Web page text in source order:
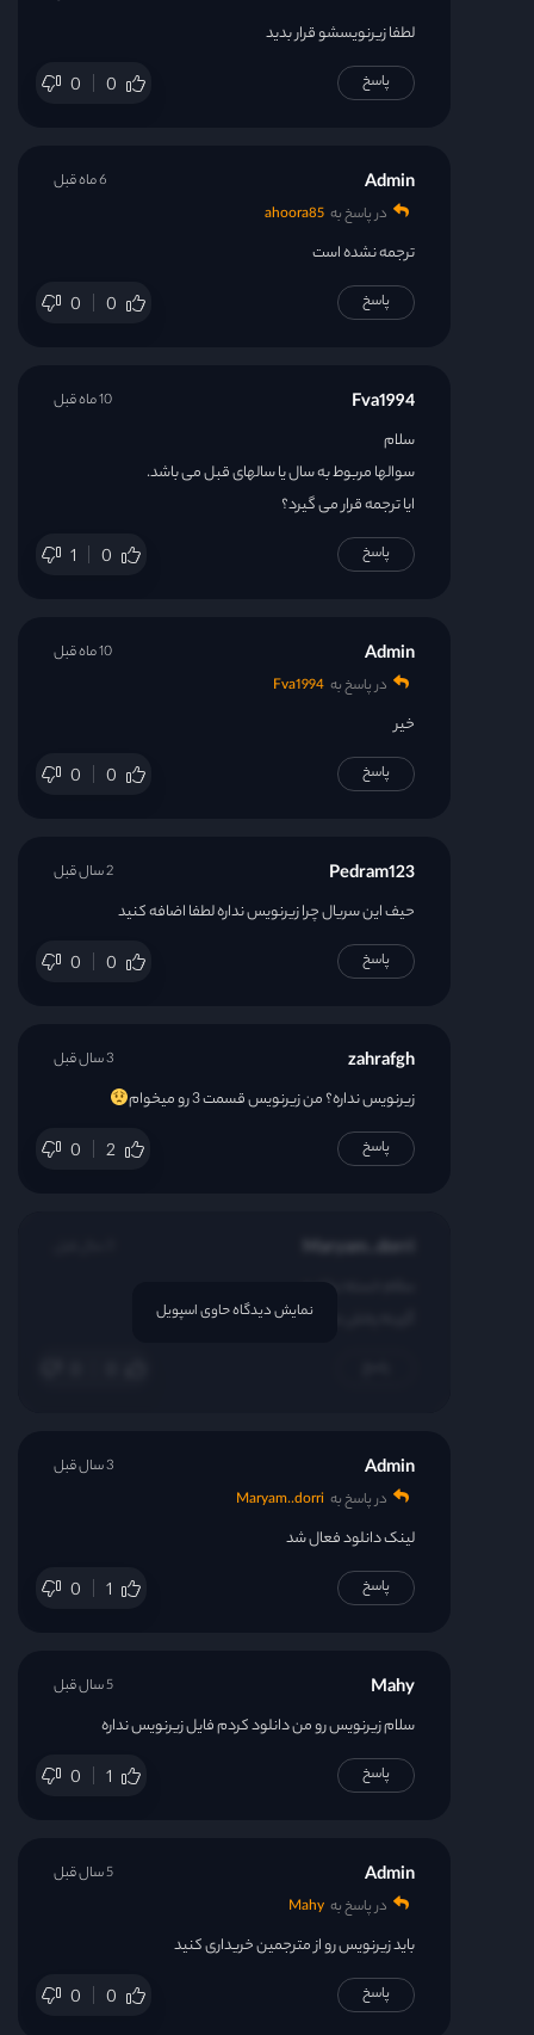
لطفا زیرنویسشو قرار بدید
0 0 پاسخ
Admin
در پاسخ به ahoora85
ترجمه نشده است
0 0
6 ماه قبل
پاسخ
Fva1994
سلام
سوالها مربوط به سال یا سالهای قبل می باشد.
ایا ترجمه قرار می گیرد؟
1 0
10 ماه قبل
پاسخ
Admin
در پاسخ به Fva1994
خیر
0 0
10 ماه قبل
پاسخ
Pedram123
حیف این سریال چرا زیرنویس نداره لطفا اضافه کنید
0 0
2 سال قبل
پاسخ
zahrafgh
زیرنویس نداره؟ من زیرنویس قسمت 3 رو میخوام
0 2
3 سال قبل
پاسخ
Maryam..dorri
گزینه پخش نداره باید چیکار کنم؟
نمایش دیدگاه حاوی اسپویل
Admin
در پاسخ به Maryam..dorri
لینک دانلود فعال شد
0 1
3 سال قبل
پاسخ
Mahy
سلام زیرنویس رو من دانلود کردم فایل زیرنویس نداره
0 1
5 سال قبل
پاسخ
Admin
در پاسخ به Mahy
باید زیرنویس رو از مترجمین خریداری کنید
0 0
5 سال قبل
پاسخ